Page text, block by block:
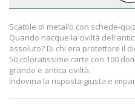
Scatole di metallo con schede-
Quando nacque la civiltà
assoluto? Di chi era protettore il
50 coloratissime carte con 100
grande e antica civiltà.
Indovina la risposta giusta e